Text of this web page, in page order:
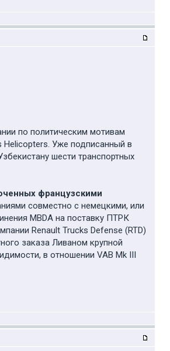
по политическим мотивам
Helicopters. Уже подписанный в
шести транспортных
французскими
совместно с немецкими, или
MBDA на поставку ПТРК
Renault Trucks Defense (RTD)
заказа Ливаном крупной
в отношении VAB Mk III